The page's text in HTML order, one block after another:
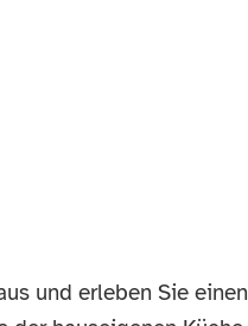
und erleben Sie einen